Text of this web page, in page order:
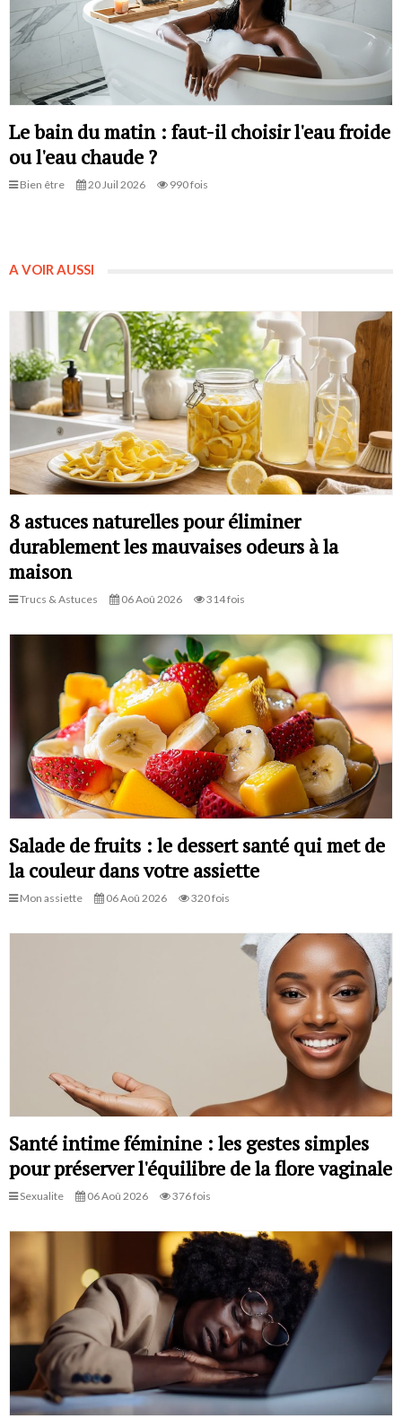
Le bain du matin : faut-il choisir l'eau froide
ou l'eau chaude ?
Bien être 20 Juil 2026 990 fois
A VOIR AUSSI
8 astuces naturelles pour éliminer
durablement les mauvaises odeurs à la
maison
Trucs & Astuces 06 Aoû 2026 314 fois
Salade de fruits : le dessert santé qui met de
la couleur dans votre assiette
Mon assiette 06 Aoû 2026 320 fois
Santé intime féminine : les gestes simples
pour préserver l'équilibre de la flore vaginale
Sexualite 06 Aoû 2026 376 fois